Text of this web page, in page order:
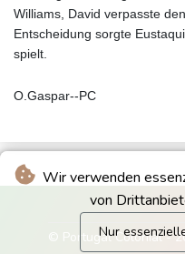
Wir verwenden
von
Nur
Williams, David verpasste
Entscheidung sorgte
spielt.
O.Gaspar--PC
© Portugal Colonial -